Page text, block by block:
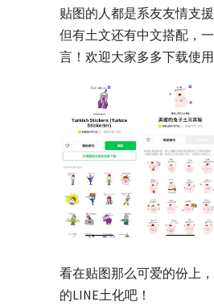
贴图的人都是系友友情支
但有土文还有中文搭配，
言！欢迎大家多多下载使用
看在贴图那么可爱的份上
的LINE土化吧！